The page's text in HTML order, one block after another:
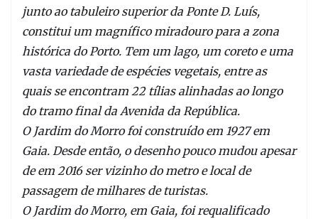
junto ao tabuleiro superior da Ponte D. Luís,
constitui um magnífico miradouro para a zona
histórica do Porto. Tem um lago, um coreto e uma
vasta variedade de espécies vegetais, entre as
quais se encontram 22 tílias alinhadas ao longo
do tramo final da Avenida da República.
O Jardim do Morro foi construído em 1927 em
Gaia. Desde então, o desenho pouco mudou apesar
de em 2016 ser vizinho do metro e local de
passagem de milhares de turistas.
O Jardim do Morro, em Gaia, foi requalificado